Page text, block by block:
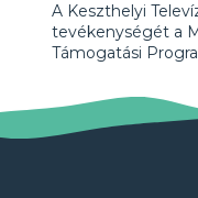
A Keszthelyi
tevékenységét a
Támogatási